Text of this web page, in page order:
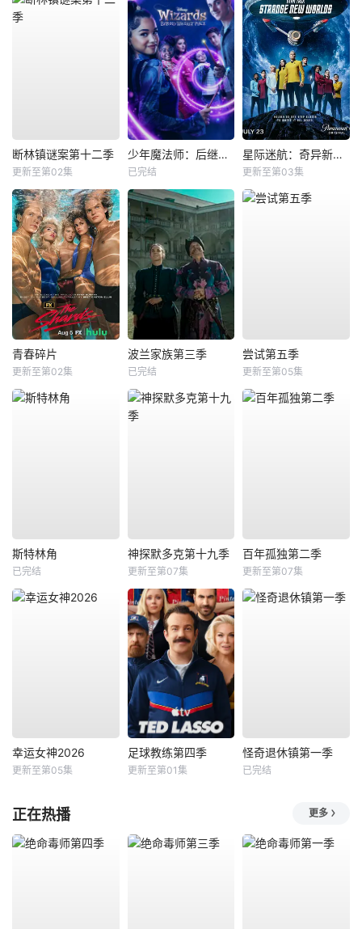
断林镇谜案第十二季
更新至第02集
少年魔法师：后继者第三季
已完结
星际迷航：奇异新世界第四季
更新至第03集
青春碎片
更新至第02集
波兰家族第三季
已完结
尝试第五季
更新至第05集
斯特林角
已完结
神探默多克第十九季
更新至第07集
百年孤独第二季
更新至第07集
幸运女神2026
更新至第05集
足球教练第四季
更新至第01集
怪奇退休镇第一季
已完结
正在热播 更多